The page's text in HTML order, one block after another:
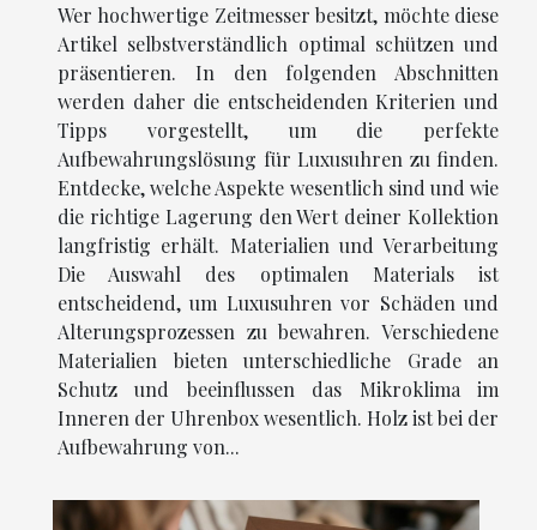
Wer hochwertige Zeitmesser besitzt, möchte diese
Artikel selbstverständlich optimal schützen und
präsentieren. In den folgenden Abschnitten
werden daher die entscheidenden Kriterien und
Tipps vorgestellt, um die perfekte
Aufbewahrungslösung für Luxusuhren zu finden.
Entdecke, welche Aspekte wesentlich sind und wie
die richtige Lagerung den Wert deiner Kollektion
langfristig erhält. Materialien und Verarbeitung
Die Auswahl des optimalen Materials ist
entscheidend, um Luxusuhren vor Schäden und
Alterungsprozessen zu bewahren. Verschiedene
Materialien bieten unterschiedliche Grade an
Schutz und beeinflussen das Mikroklima im
Inneren der Uhrenbox wesentlich. Holz ist bei der
Aufbewahrung von...